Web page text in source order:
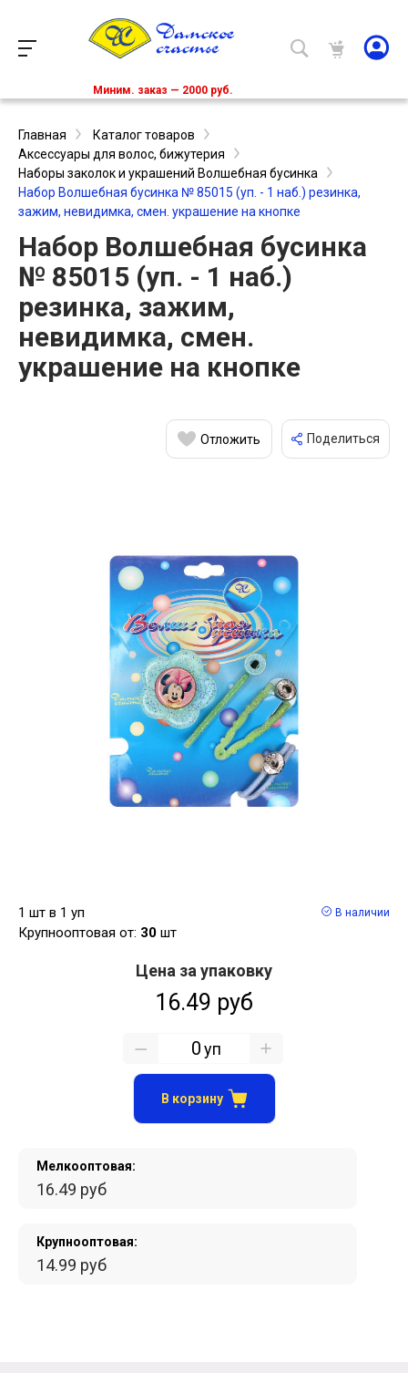
Миним. заказ — 2000 руб.
Главная
Каталог товаров
Аксессуары для волос, бижутерия
Наборы заколок и украшений Волшебная бусинка
Набор Волшебная бусинка № 85015 (уп. - 1 наб.) резинка,
зажим, невидимка, смен. украшение на кнопке
Набор Волшебная бусинка
№ 85015 (уп. - 1 наб.)
резинка, зажим,
невидимка, смен.
украшение на кнопке
Отложить Поделиться
1 шт в 1 уп
Крупнооптовая от: 30 шт
В наличии
Мелкооптовая:
16.49 руб
Крупнооптовая:
14.99 руб
Цена за упаковку
16.49 руб
уп
В корзину